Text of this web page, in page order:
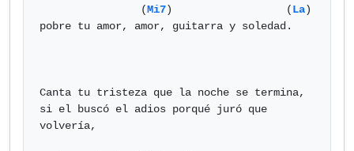
                (
Mi7)                  (La)
pobre tu amor, amor, guitarra y soledad.
Canta tu tristeza que la noche se termina,
si el buscó el adios porqué juró que
volvería,